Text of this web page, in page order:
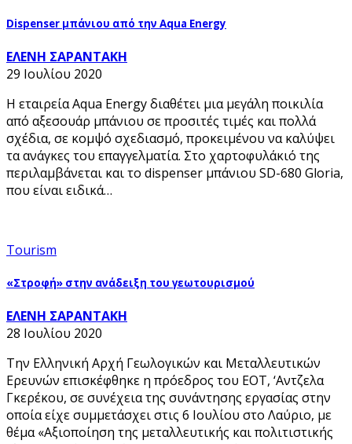
Dispenser μπάνιου από την Aqua Energy
ΕΛΕΝΗ ΣΑΡΑΝΤΑΚΗ
29 Ιουλίου 2020
Η εταιρεία Aqua Energy διαθέτει μια μεγάλη ποικιλία
από αξεσουάρ μπάνιου σε προσιτές τιμές και πολλά
σχέδια, σε κομψό σχεδιασμό, προκειμένου να καλύψει
τα ανάγκες του επαγγελματία. Στο χαρτοφυλάκιό της
περιλαμβάνεται και το dispenser μπάνιου SD-680 Gloria,
που είναι ειδικά…
Tourism
«Στροφή» στην ανάδειξη του γεωτουρισμού
ΕΛΕΝΗ ΣΑΡΑΝΤΑΚΗ
28 Ιουλίου 2020
Την Ελληνική Αρχή Γεωλογικών και Μεταλλευτικών
Ερευνών επισκέφθηκε η πρόεδρος του ΕΟΤ, ‘Αντζελα
Γκερέκου, σε συνέχεια της συνάντησης εργασίας στην
οποία είχε συμμετάσχει στις 6 Ιουλίου στο Λαύριο, με
θέμα «Αξιοποίηση της μεταλλευτικής και πολιτιστικής